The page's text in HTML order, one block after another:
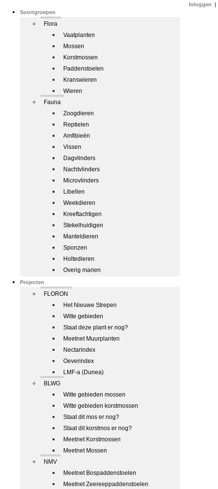
Soortgroepen
Flora
Vaatplanten
Mossen
Korstmossen
Paddenstoelen
Kranswieren
Wieren
Fauna
Zoogdieren
Reptielen
Amfibieën
Vissen
Dagvlinders
Nachtvlinders
Microvlinders
Libellen
Weekdieren
Kreeftachtigen
Stekelhuidigen
Manteldieren
Sponzen
Holtedieren
Overig marien
Projecten
FLORON
Het Nieuwe Strepen
Witte gebieden
Staat deze plant er nog?
Meetnet Muurplanten
Nectarindex
Oeverindex
LMF-a (Dunea)
BLWG
Witte gebieden mossen
Witte gebieden korstmossen
Staat dit mos er nog?
Staat dit korstmos er nog?
Meetnet Korstmossen
Meetnet Mossen
NMV
Meetnet Bospaddenstoelen
Meetnet Zeereeppaddenstoelen
Inloggen |